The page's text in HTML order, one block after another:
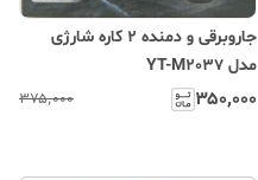
جاروبرقی و دمنده ۲ کاره شارژی
مدل YT-M2037
۳۵۰٬۰۰۰ ۳۷۵٬۰۰۰